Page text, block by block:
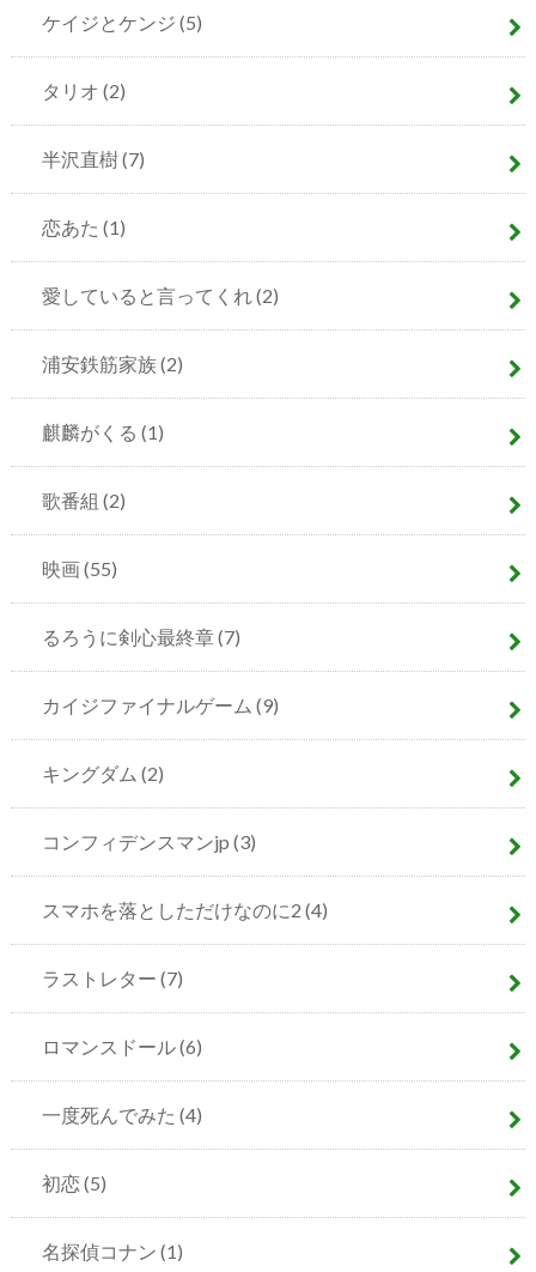
ケイジとケンジ (5)
タリオ (2)
半沢直樹(7)
恋あた (1)
愛していると言ってくれ(2)
浦安鉄筋家族(2)
麒麟がくる (1)
歌番組 (2)
映画(55)
るろうに剣心最終章(7)
カイジファイナルゲーム (9)
キングダム (2)
コンフィデンスマンjp (3)
スマホを落としただけなのに2 (4)
ラストレター (7)
ロマンスドール(6)
一度死んでみた (4)
初恋(5)
名探偵コナン (1)